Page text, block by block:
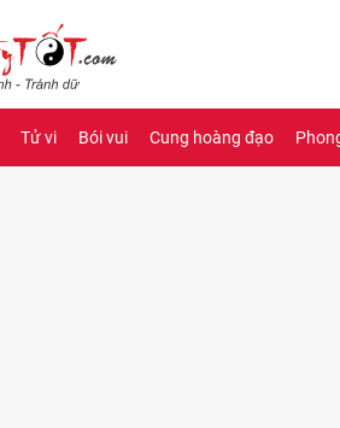
Tử vi Bói vui Cung hoàng đạo